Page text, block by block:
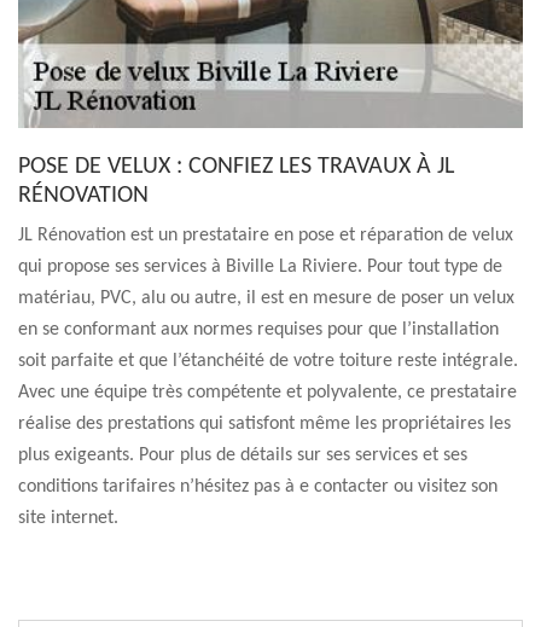
POSE DE VELUX : CONFIEZ LES TRAVAUX À JL
RÉNOVATION
JL Rénovation est un prestataire en pose et réparation de velux
qui propose ses services à Biville La Riviere. Pour tout type de
matériau, PVC, alu ou autre, il est en mesure de poser un velux
en se conformant aux normes requises pour que l’installation
soit parfaite et que l’étanchéité de votre toiture reste intégrale.
Avec une équipe très compétente et polyvalente, ce prestataire
réalise des prestations qui satisfont même les propriétaires les
plus exigeants. Pour plus de détails sur ses services et ses
conditions tarifaires n’hésitez pas à e contacter ou visitez son
site internet.